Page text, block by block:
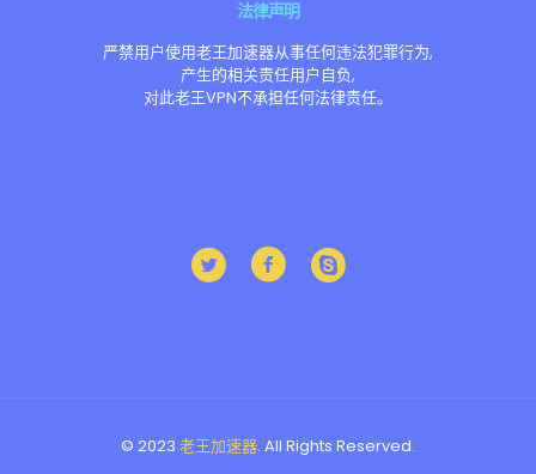
法律声明
严禁用户使用老王加速器从事任何违法犯罪行为,
产生的相关责任用户自负,
对此老王VPN不承担任何法律责任。
© 2023 老王加速器. All Rights Reserved.